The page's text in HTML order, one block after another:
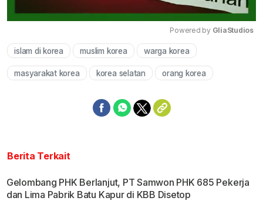
Powered by GliaStudios
islam di korea muslim korea warga korea
masyarakat korea korea selatan orang korea
Berita Terkait
Gelombang PHK Berlanjut, PT Samwon PHK 685 Pekerja
dan Lima Pabrik Batu Kapur di KBB Disetop